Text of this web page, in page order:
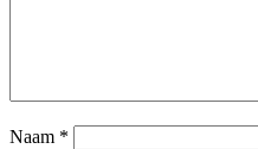
Naam *